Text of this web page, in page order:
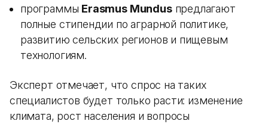
программы Erasmus Mundusпредлагают
полные стипендии по аграрной политике,
развитию сельских регионов и пищевым
технологиям.
Эксперт отмечает, что спрос на таких
специалистов будет только расти: изменение
климата, рост населения и вопросы